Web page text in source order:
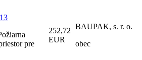
pre
252,72
EUR
BAUPAK, s. r. o.
obec